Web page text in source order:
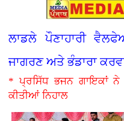
ਲਾਡਲੇ ਪੌਣਾਹਾਰੀ
ਜਾਗਰਣ ਅਤੇ ਭੰਡਾਰਾ
* ਪ੍ਰਸਿੱਧ ਭਜਨ ਗਾਇਕਾਂ ਨੇ
ਕੀਤੀਆਂ ਨਿਹਾਲ